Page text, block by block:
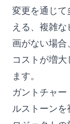
変更を通じて
える、複雑
画がない場合
コストが増
ます。
ガントチャ
ルストーン